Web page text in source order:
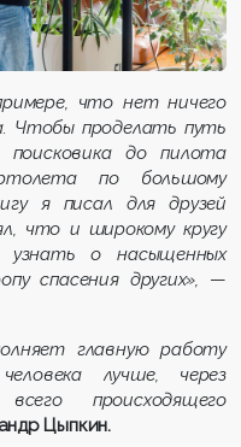
что нет ничего
Чтобы проделать путь
до пилота
по большому
я писал для друзей
что и широкому кругу
узнать онасыщенных
спасения других», —
главную работу
лучше, через
происходящего
рЦыпкин.